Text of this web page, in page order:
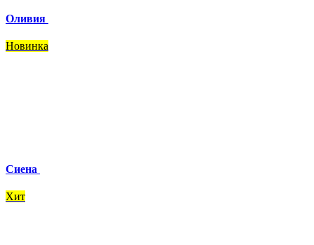
Оливия
Новинка
Сиена
Хит